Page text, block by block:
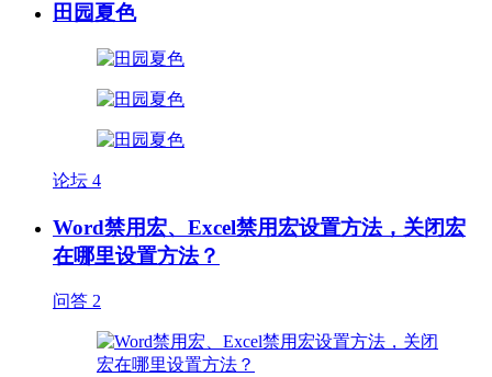
田园夏色
论坛 4
Word禁用宏、Excel禁用宏设置方法，关闭宏
在哪里设置方法？
问答 2